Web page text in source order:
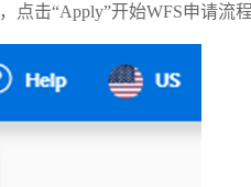
点击“Apply”开始WFS申请流程